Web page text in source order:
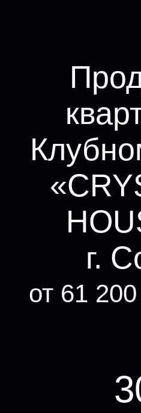
г.
от 61